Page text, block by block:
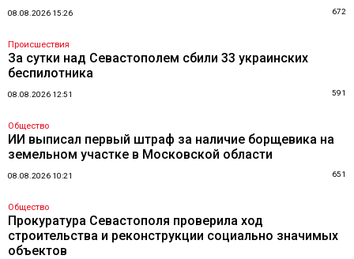
08.08.2026 15:26 672
Происшествия
За сутки над Севастополем сбили 33 украинских
беспилотника
08.08.2026 12:51 591
Общество
ИИ выписал первый штраф за наличие борщевика на
земельном участке в Московской области
08.08.2026 10:21 651
Общество
Прокуратура Севастополя проверила ход
строительства и реконструкции социально значимых
объектов